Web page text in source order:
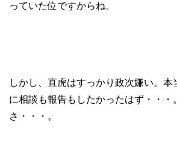
っていた位ですからね。
しかし、直虎はすっかり政次嫌い。本
に相談も報告もしたかったはず・・・
さ・・・。